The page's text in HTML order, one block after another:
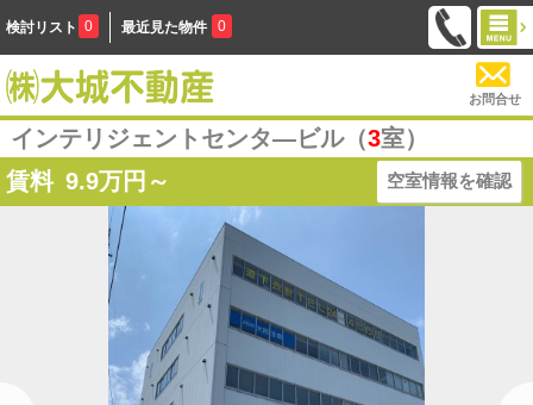
検討リスト 0 最近見た物件 0
お問合せ
インテリジェントセンタ―ビル（3室）
賃料 9.9万円～ 空室情報を確認